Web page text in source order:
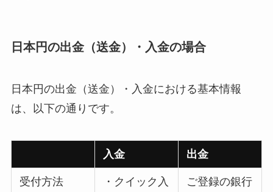
日本円の出金（送金）・入金の場合
日本円の出金（送金）・入金における基本情報
は、以下の通りです。
入金 出金
受付方法
・クイック入
ご登録の銀行